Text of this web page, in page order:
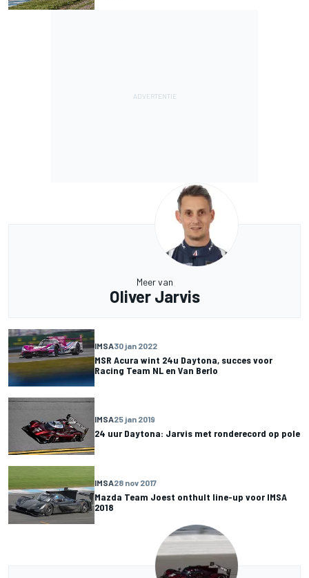
Meer van
Oliver Jarvis
IMSA30 jan 2022
MSR Acura wint 24u Daytona, succes voor
Racing Team NL en Van Berlo
IMSA25 jan 2019
24 uur Daytona: Jarvis met ronderecord op pole
IMSA28 nov 2017
Mazda Team Joest onthult line-up voor IMSA
2018